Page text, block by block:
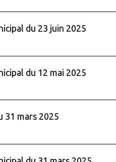
du 23 juin 2025
du 12 mai 2025
31 mars 2025